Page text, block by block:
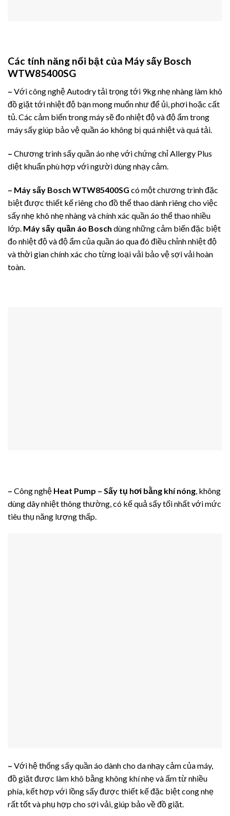
Các tính năng nổi bật của Máy sấy Bosch
WTW85400SG
– Với công nghệ Autodry tải trọng tới 9kg nhẹ nhàng làm khô
đồ giặt tới nhiệt độ bạn mong muốn như để ủi, phơi hoặc cất
tủ. Các cảm biến trong máy sẽ đo nhiệt độ và độ ẩm trong
máy sấy giúp bảo vệ quần áo không bị quá nhiệt và quá tải.
– Chương trình sấy quần áo nhẹ với chứng chỉ Allergy Plus
diệt khuẩn phù hợp với người dùng nhạy cảm.
– Máy sấy Bosch WTW85400SG có một chương trình đặc
biệt được thiết kế riêng cho đồ thể thao dành riêng cho việc
sấy nhẹ khô nhẹ nhàng và chính xác quần áo thể thao nhiều
lớp. Máy sấy quần áo Bosch dùng những cảm biến đặc biệt
đo nhiệt độ và độ ẩm của quần áo qua đó điều chỉnh nhiệt độ
và thời gian chính xác cho từng loại vải bảo vệ sợi vải hoàn
toàn.
– Công nghệ Heat Pump – Sấy tụ hơi bằng khí nóng, không
dùng dây nhiệt thông thường, có kế quả sấy tối nhất với mức
tiêu thụ năng lượng thấp.
– Với hệ thống sấy quần áo dành cho da nhạy cảm của máy,
đồ giặt được làm khô bằng không khí nhẹ và ấm từ nhiều
phía, kết hợp với lồng sấy được thiết kế đặc biệt cong nhẹ
rất tốt và phụ hợp cho sợi vải, giúp bảo về đồ giặt.